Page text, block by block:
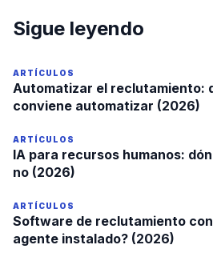
Sigue leyendo
ARTÍCULOS
Automatizar el reclutamiento:
conviene automatizar (2026)
ARTÍCULOS
IA para recursos humanos:
no (2026)
ARTÍCULOS
Software de reclutamiento
agente instalado? (2026)